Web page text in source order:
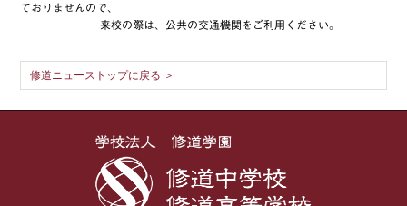
ておりませんので、
来校の際は、公共の交通機関をご利用ください。
修道ニューストップに戻る ＞